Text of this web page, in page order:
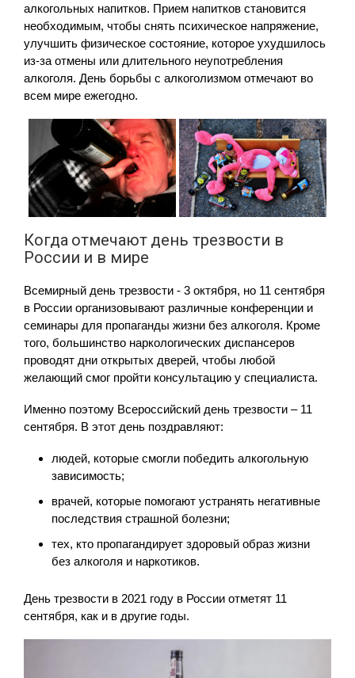
алкогольных напитков. Прием напитков становится
необходимым, чтобы снять психическое напряжение,
улучшить физическое состояние, которое ухудшилось
из-за отмены или длительного неупотребления
алкоголя. День борьбы с алкоголизмом отмечают во
всем мире ежегодно.
Когда отмечают день трезвости в
России и в мире
Всемирный день трезвости - 3 октября, но 11 сентября
в России организовывают различные конференции и
семинары для пропаганды жизни без алкоголя. Кроме
того, большинство наркологических диспансеров
проводят дни открытых дверей, чтобы любой
желающий смог пройти консультацию у специалиста.
Именно поэтому Всероссийский день трезвости – 11
сентября. В этот день поздравляют:
людей, которые смогли победить алкогольную
зависимость;
врачей, которые помогают устранять негативные
последствия страшной болезни;
тех, кто пропагандирует здоровый образ жизни
без алкоголя и наркотиков.
День трезвости в 2021 году в России отметят 11
сентября, как и в другие годы.